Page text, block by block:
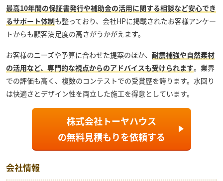
最高10年間の保証書発行や補助金の活用に関する相談など安心でき
るサポート体制も整っており、会社HPに掲載されたお客様アンケー
トからも顧客満足度の高さがうかがえます。
お客様のニーズや予算に合わせた提案のほか、 耐震補強や自然素材
の活用など、専門的な視点からのアドバイスも受けられます。業界
での評価も高く、複数のコンテストでの受賞歴を誇ります。水回り
は快適さとデザイン性を両立した施工を得意としています。
株式会社トーヤハウス
の無料見積もりを依頼する
会社情報